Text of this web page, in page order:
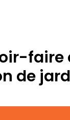
faire
de